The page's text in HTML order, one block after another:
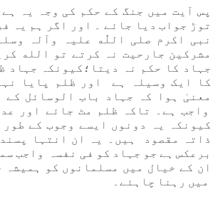
پس آیت میں جنگ کے حکم کی وجہ یہ
توڑ جواب دیا جائے ۔ اور اگر ہم یہ
نبی اکرم صلی اللّٰه علیہ وآلہ
مشرکین جارحیت نہ کرتے تو الله
جہاد کا حکم نہ دیتا؛کیونکہ جہاد
کا ایک وسیلہ ہے اور ظلم پایا
معنیٰ ہوا کہ جہاد باب الوسائل کے
واجب ہے۔ تاکہ ظلم مٹ جائے اور
کیونکہ یہ دونوں ایسے وجوب کے
ذاتہ مقصود ہیں۔ یہ ان انتہا
برعکس ہے جو جہاد کو فی نفسہ واجب
ان کے خیال میں مسلمانوں کو ہمیشہ
میں رہنا چاہئے۔